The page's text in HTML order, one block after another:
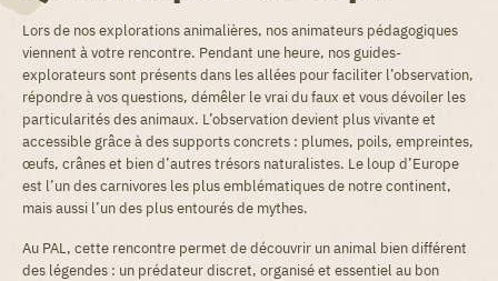
Lors de nos explorations animalières, nos animateurs pédagogiques
viennent à votre rencontre. Pendant une heure, nos guides-
explorateurs sont présents dans les allées pour faciliter l’observation,
répondre à vos questions, démêler le vrai du faux et vous dévoiler les
particularités des animaux. L’observation devient plus vivante et
accessible grâce à des supports concrets : plumes, poils, empreintes,
œufs, crânes et bien d’autres trésors naturalistes. Le loup d’Europe
est l’un des carnivores les plus emblématiques de notre continent,
mais aussi l’un des plus entourés de mythes.
Au PAL, cette rencontre permet de découvrir un animal bien différent
des légendes : un prédateur discret, organisé et essentiel au bon